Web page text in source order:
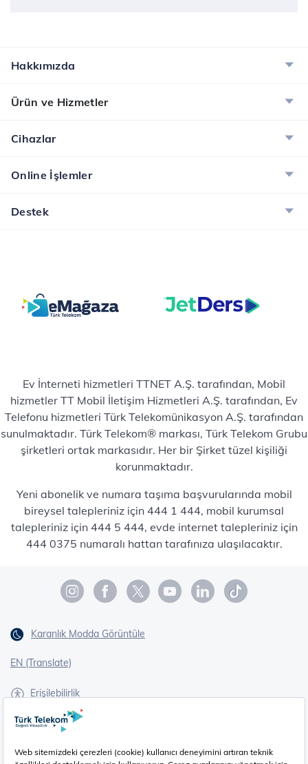
Hakkımızda
Ürün ve Hizmetler
Cihazlar
Online İşlemler
Destek
Ev İnterneti hizmetleri TTNET A.Ş. tarafından, Mobil
hizmetler TT Mobil İletişim Hizmetleri A.Ş. tarafından, Ev
Telefonu hizmetleri Türk Telekomünikasyon A.Ş. tarafından
sunulmaktadır. Türk Telekom® markası, Türk Telekom Grubu
şirketleri ortak markasıdır. Her bir Şirket tüzel kişiliği
korunmaktadır.
Yeni abonelik ve numara taşıma başvurularında mobil
bireysel talepleriniz için 444 1 444, mobil kurumsal
talepleriniz için 444 5 444, evde internet talepleriniz için
444 0375 numaralı hattan tarafınıza ulaşılacaktır.
Karanlık Modda Görüntüle
EN (Translate)
Erişilebilirlik
İşaret Dili Çevirisi